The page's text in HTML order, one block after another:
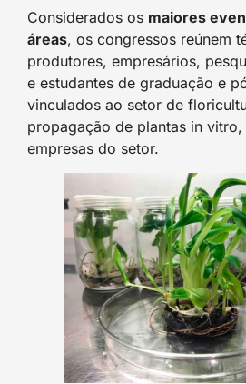
Considerados os maiores
áreas, os congressos reúnem
produtores, empresários,
e estudantes de graduação e
vinculados ao setor de
propagação de plantas in
empresas do setor.